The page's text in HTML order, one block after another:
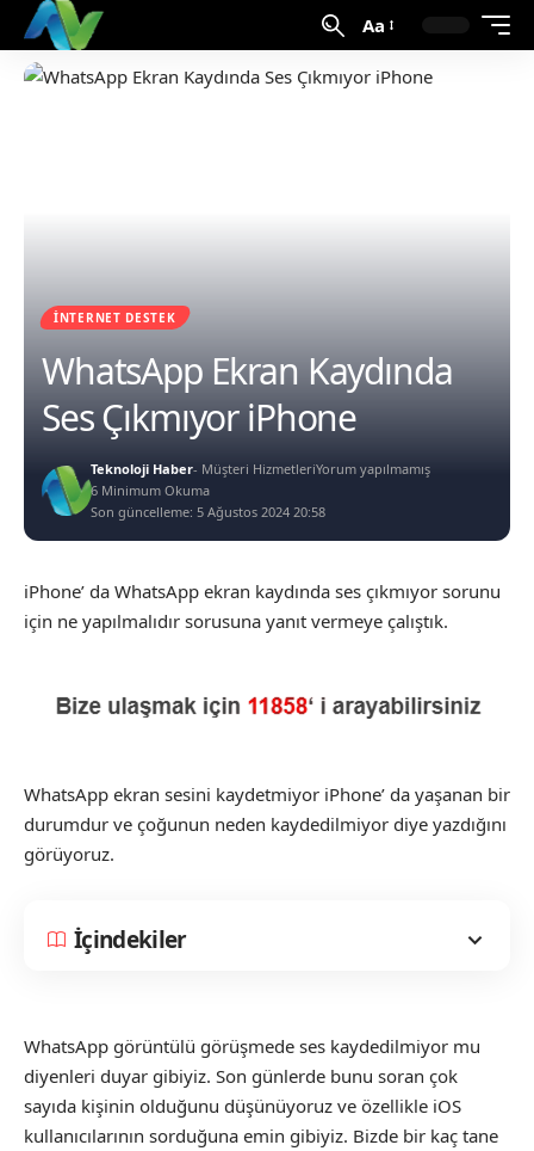
Aa
İNTERNET DESTEK
WhatsApp Ekran Kaydında
Ses Çıkmıyor iPhone
Son güncelleme: 5 Ağustos 2024 20:58
Teknoloji Haber- Müşteri HizmetleriYorum yapılmamış
6 Minimum Okuma
iPhone’ da WhatsApp ekran kaydında ses çıkmıyor sorunu
için ne yapılmalıdır sorusuna yanıt vermeye çalıştık.
WhatsApp ekran sesini kaydetmiyor iPhone’ da yaşanan bir
durumdur ve çoğunun neden kaydedilmiyor diye yazdığını
görüyoruz.
İçindekiler
WhatsApp görüntülü görüşmede ses kaydedilmiyor mu
diyenleri duyar gibiyiz. Son günlerde bunu soran çok
sayıda kişinin olduğunu düşünüyoruz ve özellikle iOS
kullanıcılarının sorduğuna emin gibiyiz. Bizde bir kaç tane